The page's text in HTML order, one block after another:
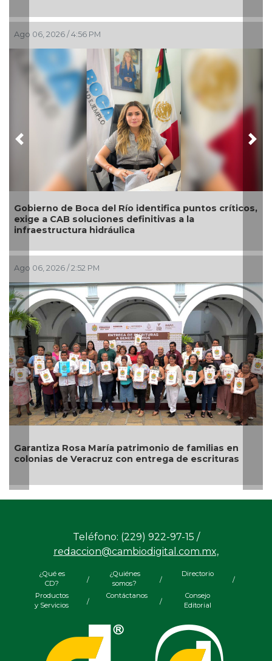
Ago 06, 2026 / 4:56 PM
Gobierno de Boca del Río identifica puntos críticos,
exige a CAB soluciones definitivas a la
infraestructura hidráulica
Ago 06, 2026 / 2:52 PM
Garantiza Rosa María patrimonio de familias en
colonias de Veracruz con entrega de escrituras
Previous
Teléfono: (229) 922-97-15 /
redaccion@cambiodigital.com.mx,
¿Qué es
CD?
/
¿Quiénes
somos?
/
Directorio
/
Productos
y Servicios
/
Contáctanos
/
Consejo
Editorial